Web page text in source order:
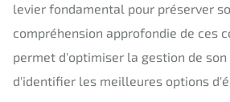
levier fondamental pour préserver
compréhension approfondie de ces
permet d'optimiser la gestion de
d'identifier les meilleures options